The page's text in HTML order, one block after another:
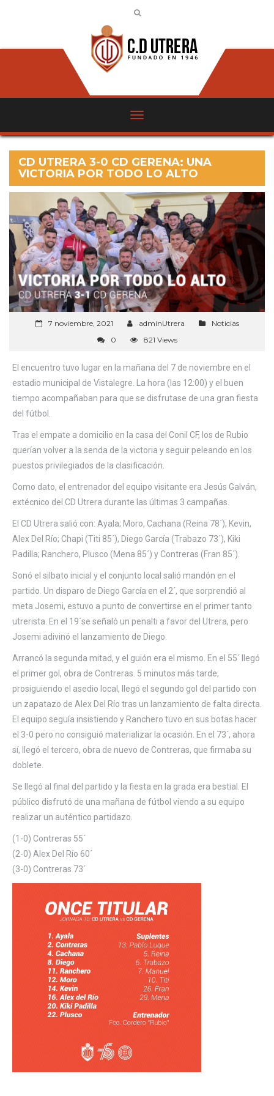
CD UTRERA 3-0 CD GERENA: UNA
VICTORIA POR TODO LO ALTO
7 noviembre, 2021 adminUtrera
Noticias
0
821 Views
El encuentro tuvo lugar en la mañana del 7 de noviembre en el
estadio municipal de Vistalegre. La hora (las 12:00) y el buen
tiempo acompañaban para que se disfrutase de una gran fiesta
del fútbol.
Tras el empate a domicilio en la casa del Conil CF, los de Rubio
querían volver a la senda de la victoria y seguir peleando en los
puestos privilegiados de la clasificación.
Como dato, el entrenador del equipo visitante era Jesús Galván,
extécnico del CD Utrera durante las últimas 3 campañas.
El CD Utrera salió con: Ayala; Moro, Cachana (Reina 78´), Kevin,
Alex Del Río; Chapi (Titi 85´), Diego García (Trabazo 73´), Kiki
Padilla; Ranchero, Plusco (Mena 85´) y Contreras (Fran 85´).
Sonó el silbato inicial y el conjunto local salió mandón en el
partido. Un disparo de Diego García en el 2´, que sorprendió al
meta Josemi, estuvo a punto de convertirse en el primer tanto
utrerista. En el 19´se señaló un penalti a favor del Utrera, pero
Josemi adivinó el lanzamiento de Diego.
Arrancó la segunda mitad, y el guión era el mismo. En el 55´ llegó
el primer gol, obra de Contreras. 5 minutos más tarde,
prosiguiendo el asedio local, llegó el segundo gol del partido con
un zapatazo de Alex Del Río tras un lanzamiento de falta directa.
El equipo seguía insistiendo y Ranchero tuvo en sus botas hacer
el 3-0 pero no consiguió materializar la ocasión. En el 73´, ahora
sí, llegó el tercero, obra de nuevo de Contreras, que firmaba su
doblete.
Se llegó al final del partido y la fiesta en la grada era bestial. El
público disfrutó de una mañana de fútbol viendo a su equipo
realizar un auténtico partidazo.
(1-0) Contreras 55´
(2-0) Alex Del Río 60´
(3-0) Contreras 73´